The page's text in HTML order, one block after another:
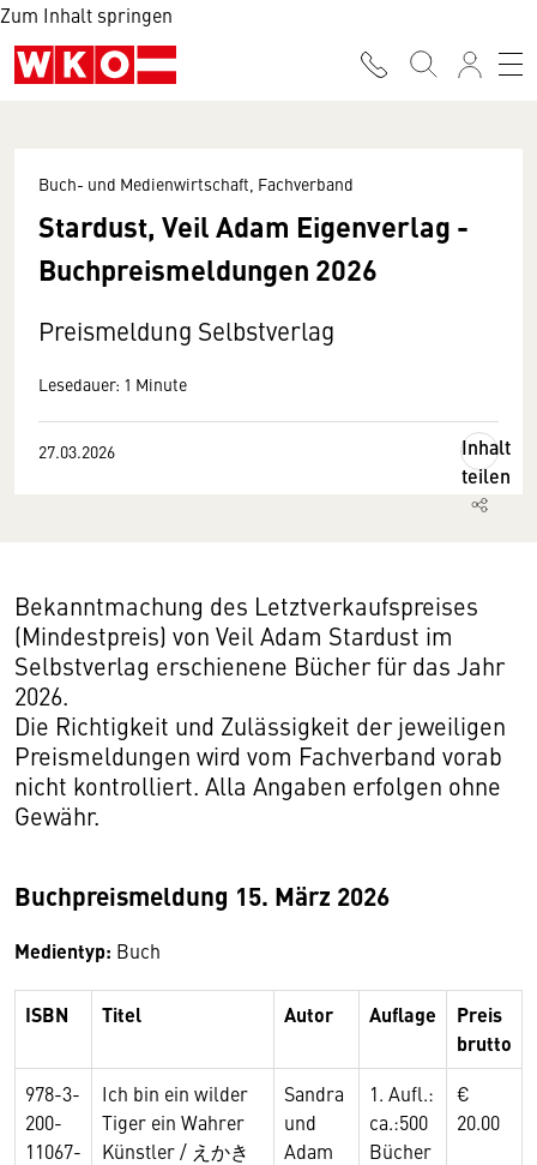
Zum Inhalt springen
Buch- und Medienwirtschaft, Fachverband
Stardust, Veil Adam Eigenverlag -
Buchpreismeldungen 2026
Preismeldung Selbstverlag
Lesedauer: 1 Minute
27.03.2026
Inhalt
teilen
Bekanntmachung des Letztverkaufspreises
(Mindestpreis) von Veil Adam Stardust im
Selbstverlag erschienene Bücher für das Jahr
2026.
Die Richtigkeit und Zulässigkeit der jeweiligen
Preismeldungen wird vom Fachverband vorab
nicht kontrolliert. Alla Angaben erfolgen ohne
Gewähr.
Buchpreismeldung 15. März 2026
Medientyp: Buch
ISBN Titel Autor Auflage
Preis
brutto
978-3-
200-
11067-
Ich bin ein wilder
Tiger ein Wahrer
Künstler / えかき
Sandra
und
Adam
1. Aufl.:
ca.:500
Bücher
€
20.00